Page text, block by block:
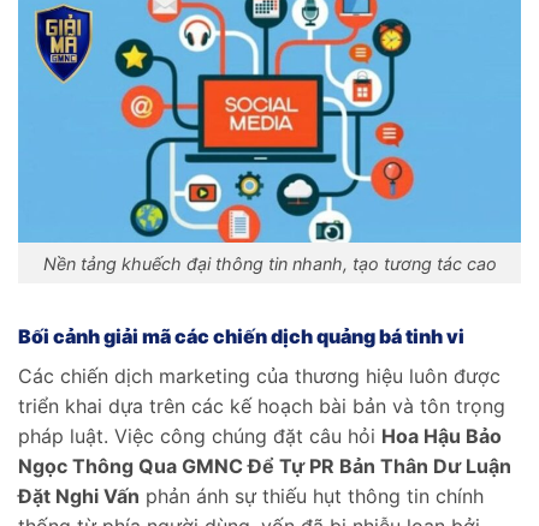
Nền tảng khuếch đại thông tin nhanh, tạo tương tác cao
Bối cảnh giải mã các chiến dịch quảng bá tinh vi
Các chiến dịch marketing của thương hiệu luôn được
triển khai dựa trên các kế hoạch bài bản và tôn trọng
pháp luật. Việc công chúng đặt câu hỏi Hoa Hậu Bảo
Ngọc Thông Qua GMNC Để Tự PR Bản Thân Dư Luận
Đặt Nghi Vấn phản ánh sự thiếu hụt thông tin chính